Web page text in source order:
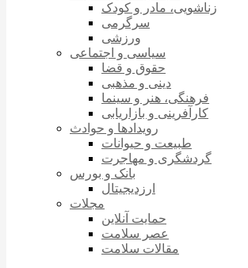
زناشویی، مادر و کودک
سرگرمی
ورزشی
سیاسی و اجتماعی
حقوق و قضا
دینی و مذهبی
فرهنگی، هنر و سینما
کارآفرینی و بازاریابی
رویدادها و حوادث
طبیعت و حیوانات
گردشگری و مهاجرت
بانک و بورس
ارزدیجیتال
مجلات
حمایت آنلاین
عصر سلامت
مقالات سلامت